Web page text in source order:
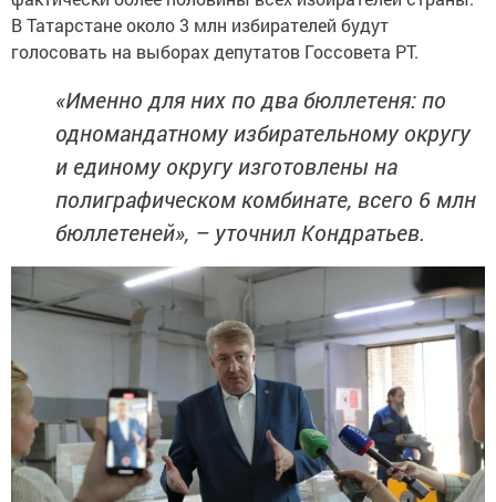
В Татарстане около 3 млн избирателей будут
голосовать на выборах депутатов Госсовета РТ.
«Именно для них по два бюллетеня: по
одномандатному избирательному округу
и единому округу изготовлены на
полиграфическом комбинате, всего 6 млн
бюллетеней», – уточнил Кондратьев.